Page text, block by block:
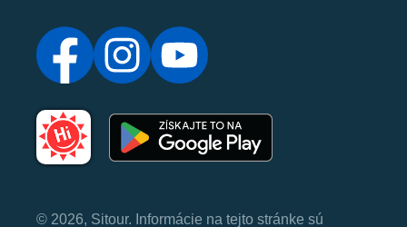
© 2026, Sitour. Informácie na tejto stránke sú